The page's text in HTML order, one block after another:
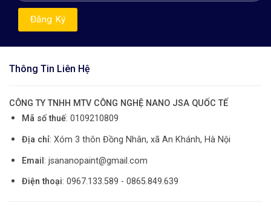
Thông Tin Liên Hệ
CÔNG TY TNHH MTV CÔNG NGHỆ NANO JSA QUỐC TẾ
Mã số thuế: 0109210809
Địa chỉ: Xóm 3 thôn Đồng Nhân, xã An Khánh, Hà Nội
Email : jsananopaint@gmail.com
Điện thoại: 0967.133.589 - 0865.849.639